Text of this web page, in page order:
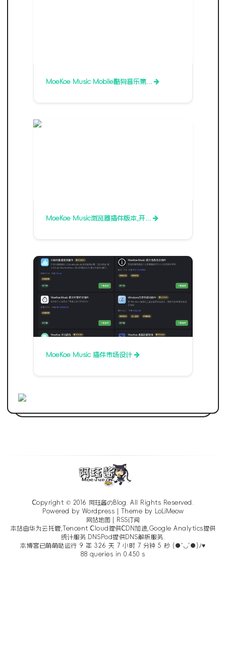
MoeKoe Music Mobile酷狗音乐第…
MoeKoe Music浏览器插件版本,开…
MoeKoe Music 插件市场设计
Copyright © 2016 阿珏酱のBlog
. All Rights Reserved.
Powered by Wordpress | Theme by
LoLiMeow
网站地图
RSS订阅
本站由华为云托管,Tencent Cloud提供CDN加速,Google Analytics提供
统计服务.DNSPod提供DNS解析服务.
本博客已萌萌哒运行 9 年 326 天 7 小时 7 分钟 6 秒 (●'◡'●)ﾉ♥
88 queries in 0.450 s